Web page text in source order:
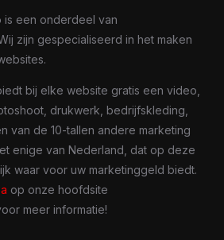
is een onderdeel van
zijn gespecialiseerd in het maken
bij elke website gratis een video,
drukwerk, bedrijfskleding,
van de 10-tallen andere marketing
enige van Nederland, dat op deze
waar voor uw marketinggeld biedt.
op onze hoofdsite
meer informatie!